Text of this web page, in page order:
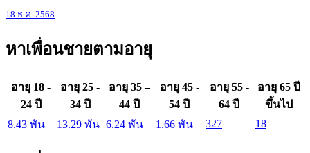
18 ธ.ค. 2568
หาเพื่อนชายตามอายุ
อายุ 18 -
24 ปี
อายุ 25 -
34 ปี
อายุ 35 –
44 ปี
อายุ 45 -
54 ปี
อายุ 55 -
64 ปี
อายุ 65 ปี
ขึ้นไป
8.43 พัน
13.29 พัน 6.24 พัน 1.66 พัน 327 18